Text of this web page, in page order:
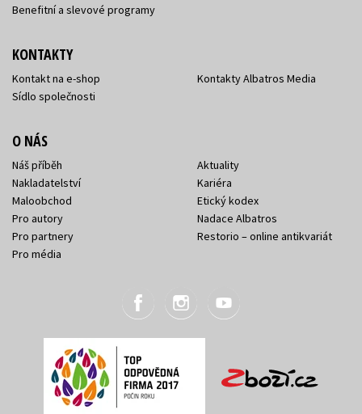
Benefitní a slevové programy
KONTAKTY
Kontakt na e-shop
Sídlo společnosti
Kontakty Albatros Media
O NÁS
Náš příběh
Nakladatelství
Maloobchod
Pro autory
Pro partnery
Pro média
Aktuality
Kariéra
Etický kodex
Nadace Albatros
Restorio – online antikvariát